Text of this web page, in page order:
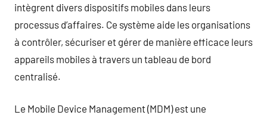
intègrent divers dispositifs mobiles dans leurs
processus d’affaires. Ce système aide les organisations
à contrôler, sécuriser et gérer de manière efficace leurs
appareils mobiles à travers un tableau de bord
centralisé.
Le Mobile Device Management (MDM) est une